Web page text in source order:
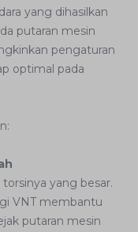
yang dihasilkan
putaran mesin
pengaturan
optimal pada
torsinya yang besar.
VNT membantu
putaran mesin